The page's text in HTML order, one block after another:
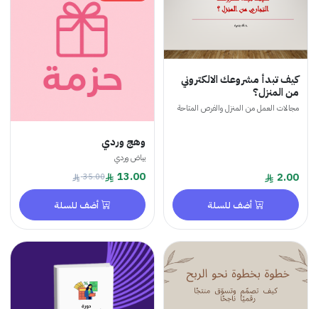
مشروعك الالكتروني
العمل من المنزل والفرص المتاحة
أضف للسلة
وهج وردي
35.00
أضف للسلة